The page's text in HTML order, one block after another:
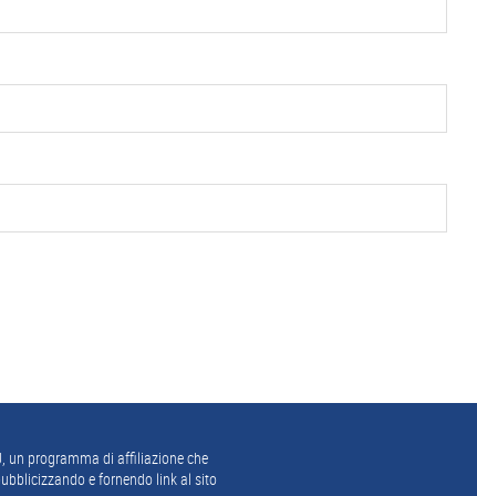
un programma di affiliazione che
e fornendo link al sito